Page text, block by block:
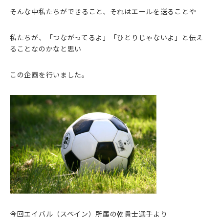
そんな中私たちができること、それはエールを送ることや
私たちが、「つながってるよ」「ひとりじゃないよ」と伝え
ることなのかなと思い
この企画を行いました。
今回エイバル（スペイン）所属の乾貴士選手より